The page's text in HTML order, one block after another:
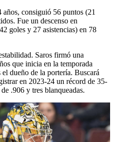
consiguió 56 puntos (21
Fue un descenso en
goles y 27 asistencias) en 78
Saros firmó una
que inicia en la temporada
dueño de la portería. Buscará
en 2023-24 un récord de 35-
.906 y tres blanqueadas.